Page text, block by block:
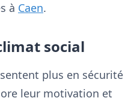
à Caen.
social
plus en sécurité
leur motivation et